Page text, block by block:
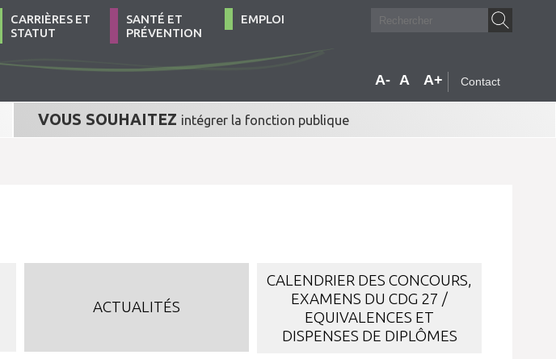
CARRIÈRES ET
STATUT
SANTÉ ET
PRÉVENTION
EMPLOI
Contact
A+
A
A-
VOUS SOUHAITEZ intégrer la fonction publique
ACTUALITÉS
CALENDRIER DES CONCOURS,
EXAMENS DU CDG 27 /
EQUIVALENCES ET
DISPENSES DE DIPLÔMES